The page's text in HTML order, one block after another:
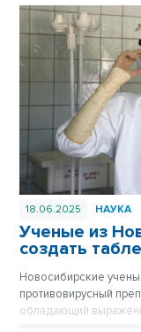
оперативном контроле.
18.06.2025 НАУКА
Ученые из
создать
Новосибирские
противовирусный
обладающий